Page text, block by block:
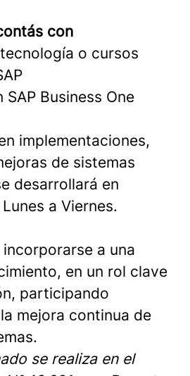
con
o cursos
SAP Business One
implementaciones,
de sistemas
desarrollará en
a Viernes.
a una
en un rol clave
participando
mejora continua de
se realiza en el